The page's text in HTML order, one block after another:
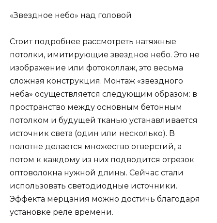
«Звездное небо» над головой
Стоит подробнее рассмотреть натяжные
потолки, имитирующие звездное небо. Это не
изображение или фотоколлаж, это весьма
сложная конструкция. Монтаж «звездного
неба» осуществляется следующим образом: в
пространство между основным бетонным
потолком и будущей тканью устанавливается
источник света (один или несколько). В
полотне делается множество отверстий, а
потом к каждому из них подводится отрезок
оптоволокна нужной длины. Сейчас стали
использовать светодиодные источники.
Эффекта мерцания можно достичь благодаря
установке реле времени.